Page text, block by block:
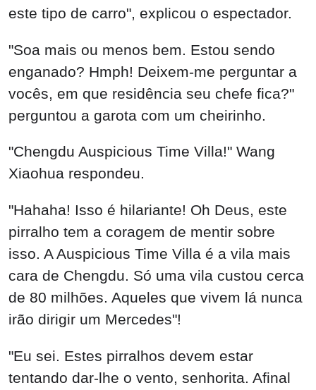
este tipo de carro", explicou o espectador.
"Soa mais ou menos bem. Estou sendo
enganado? Hmph! Deixem-me perguntar a
vocês, em que residência seu chefe fica?"
perguntou a garota com um cheirinho.
"Chengdu Auspicious Time Villa!" Wang
Xiaohua respondeu.
"Hahaha! Isso é hilariante! Oh Deus, este
pirralho tem a coragem de mentir sobre
isso. A Auspicious Time Villa é a vila mais
cara de Chengdu. Só uma vila custou cerca
de 80 milhões. Aqueles que vivem lá nunca
irão dirigir um Mercedes"!
"Eu sei. Estes pirralhos devem estar
tentando dar-lhe o vento, senhorita. Afinal